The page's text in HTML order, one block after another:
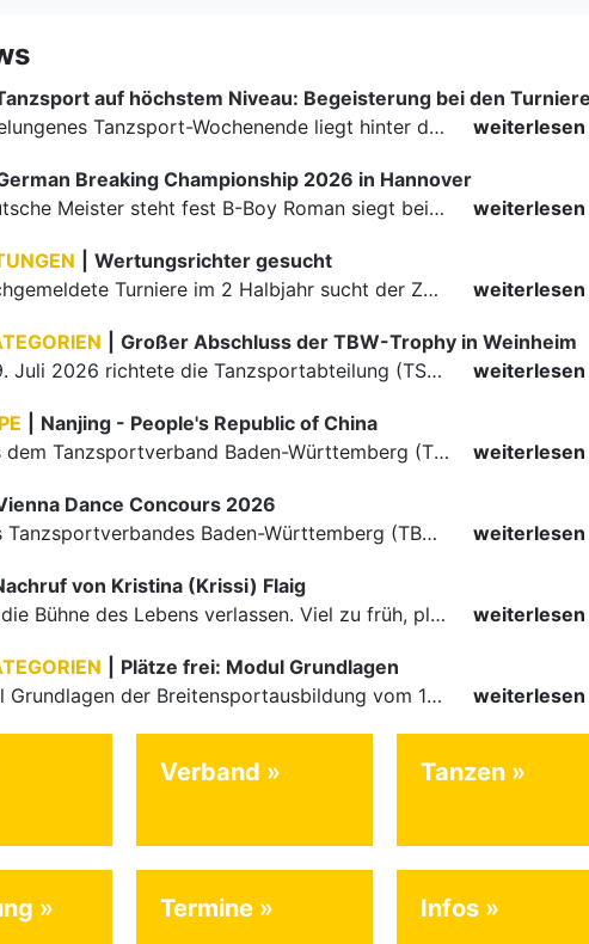
Ein rundum gelungenes Tanzsport-Wochenende liegt hinter den Paaren und Organisatoren in Enzklösterle. Am 1. und 2. August 2026 verwandelte sich die Festhalle wieder in einen lebendigen Mittelpunkt des…
weiterlesen
Breaking Championship 2026 in Hannover
Der erste Deutsche Meister steht fest B-Boy Roman siegt bei den Juniors
weiterlesen
Wertungsrichter gesucht
Für einige nachgemeldete Turniere im 2 Halbjahr sucht der ZWE noch Wertungsrichter.
weiterlesen
Großer Abschluss der TBW-Trophy in Weinheim
Am 18. und 19. Juli 2026 richtete die Tanzsportabteilung (TSA) der TSG 1862 Weinheim das Abschlussturnier der diesjährigen TBW-Trophy-Serie aus. Zum traditionellen Saisonfinale kamen rund 400 Starts über…
weiterlesen
Nanjing - People's Republic of China
Die Paare aus dem Tanzsportverband Baden-Württemberg (TBW) haben beim hochklassig besetzten WDSF GrandSlam im chinesischen Nanjing wieder einmal auf internationalem Top-Niveau geglänzt. Das…
weiterlesen
Dance Concours 2026
Die Paare des Tanzsportverbandes Baden-Württemberg (TBW) glänzten auf dem internationalen Parkett des Vienna Dance Concourse 2026 im Wiener Rathaus mit hervorragenden Platzierungen Ergebnisse unter: …
weiterlesen
von Kristina (Krissi) Flaig
Ein Engel hat die Bühne des Lebens verlassen. Viel zu früh, plötzlich und für uns alle unfassbar, wurde unsere geliebte Kristina (Krissi) Flaig im Alter von 36 Jahren aus dem Leben gerissen. Das Tanzen…
weiterlesen
Plätze frei: Modul Grundlagen
Für das Modul Grundlagen der Breitensportausbildung vom 10. bis 13. September an der Landessportschule Albstadt sind noch Plätze frei. Das Modul kann auch für den Lizenzerhalt (30 LE fachlich) genutzt…
weiterlesen
Verband Tanzen
Termine Infos